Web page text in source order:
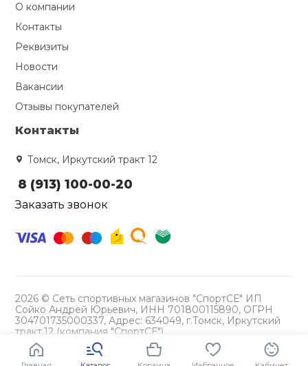
О компании
Контакты
Реквизиты
Новости
Вакансии
Отзывы покупателей
Контакты
Томск, Иркутский тракт 12
8 (913) 100-00-20
Заказать звонок
2026 © Сеть спортивных магазинов "СпортСЕ" ИП
Сойко Андрей Юрьевич, ИНН 701800115890, ОГРН
304701735000337, Адрес: 634049, г.Томск, Иркутский
тракт,12 (компания "СпортСЕ")
Политика конфиденциальности